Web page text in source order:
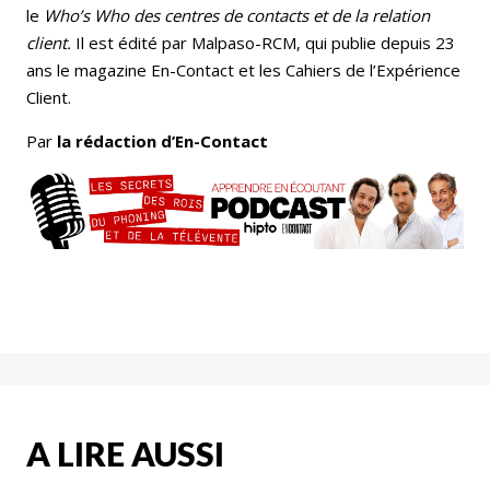
le Who’s Who des centres de contacts et de la relation
client. Il est édité par Malpaso-RCM, qui publie depuis 23
ans le magazine En-Contact et les Cahiers de l’Expérience
Client.
Par la rédaction d’En-Contact
A LIRE AUSSI